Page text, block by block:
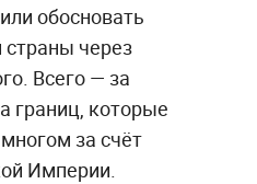
обосновать
страны через
Всего — за
границ, которые
за счёт
Империи.